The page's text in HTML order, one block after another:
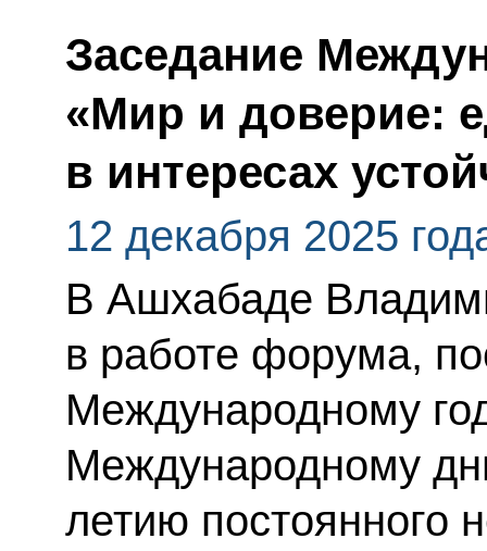
Заседание
«Мир и доверие:
в интересах
12 декабря 2025
В Ашхабаде
в работе форума,
Международному
Международному
летию постоянного